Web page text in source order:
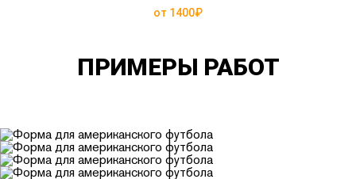
от 1400₽
ПРИМЕРЫ РАБОТ